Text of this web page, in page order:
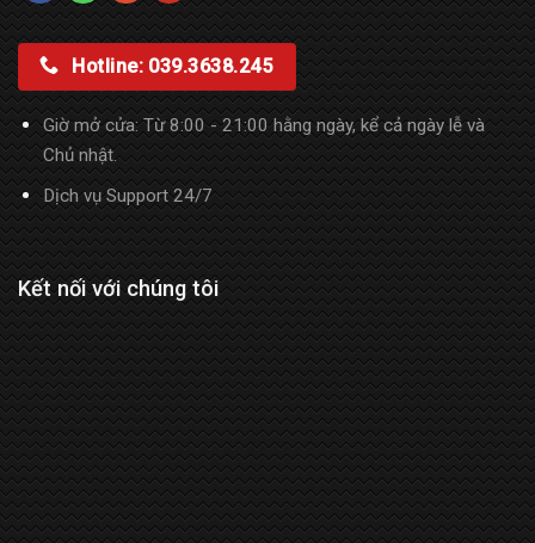
Hotline: 039.3638.245
Giờ mở cửa: Từ 8:00 - 21:00 hằng ngày, kể cả ngày lễ và
Chủ nhật.
Dịch vụ Support 24/7
Kết nối với chúng tôi